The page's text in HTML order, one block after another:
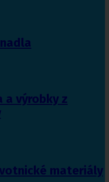
a výrobky z
materiály